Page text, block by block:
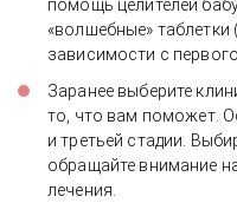
помощь целителей
«волшебные»
зависимости с
Заранее выберите
то, что вам поможет.
и третьей стадии.
обращайте внимание
лечения.